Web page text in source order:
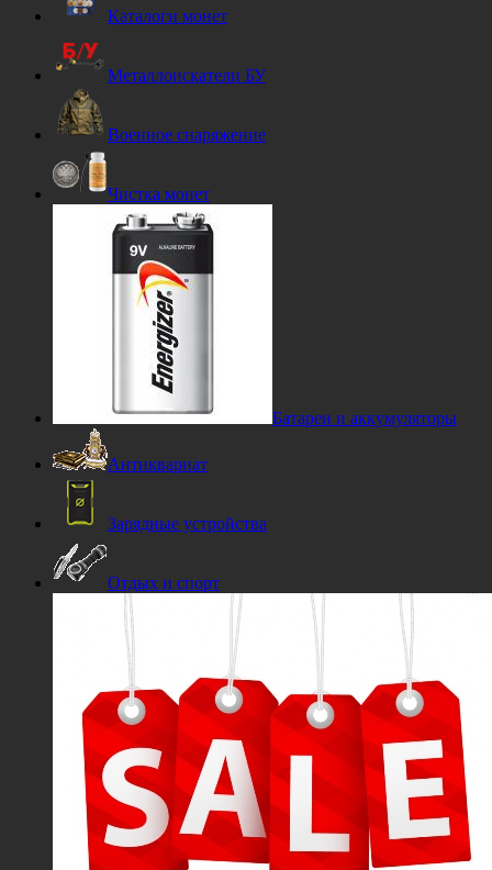
Каталоги монет
Металлоискатели БУ
Военное снаряжение
Чистка монет
Батареи и аккумуляторы
Антиквариат
Зарядные устройства
Отдых и спорт